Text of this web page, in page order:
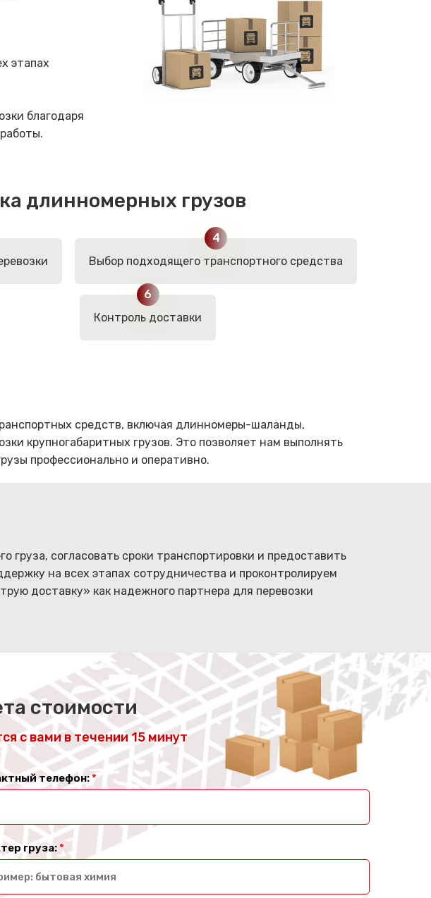
этапах
благодаря
длинномерных грузов
Выбор подходящего транспортного средства
Контроль доставки
средств, включая длинномеры-шаланды,
крупногабаритных грузов. Это позволяет нам выполнять
профессионально и оперативно.
согласовать сроки транспортировки и предоставить
на всех этапах сотрудничества и проконтролируем
доставку» как надежного партнера для перевозки
стоимости
с вами в течении 15 минут
телефон:*
груза:*